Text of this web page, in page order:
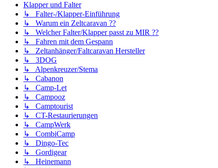
Klapper und Falter
↳ Falter-/Klapper-Einführung
↳ Warum ein Zeltcaravan ??
↳ Welcher Falter/Klapper passt zu MIR ??
↳ Fahren mit dem Gespann
↳ Zeltanhänger/Faltcaravan Hersteller
↳ 3DOG
↳ Alpenkreuzer/Stema
↳ Cabanon
↳ Camp-Let
↳ Campooz
↳ Camptourist
↳ CT-Restaurierungen
↳ CampWerk
↳ CombiCamp
↳ Dingo-Tec
↳ Gordigear
↳ Heinemann